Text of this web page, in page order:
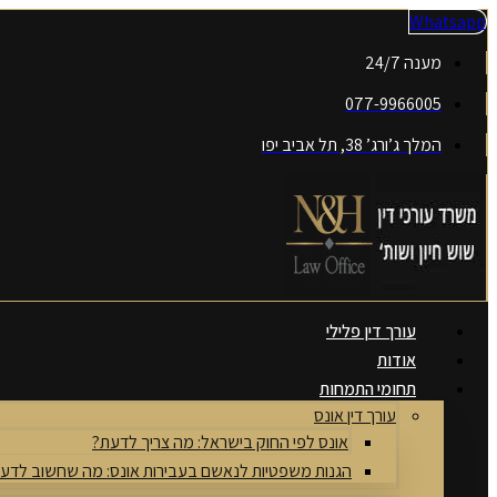
דלג
Whatsapp
מענה 24/7
077-9966005
המלך ג’ורג’ 38, תל אביב יפו
עורך דין פלילי
אודות
תחומי התמחות
עורך דין אונס
אונס לפי החוק בישראל: מה צריך לדעת?
הגנות משפטיות לנאשם בעבירות אונס: מה שחשוב